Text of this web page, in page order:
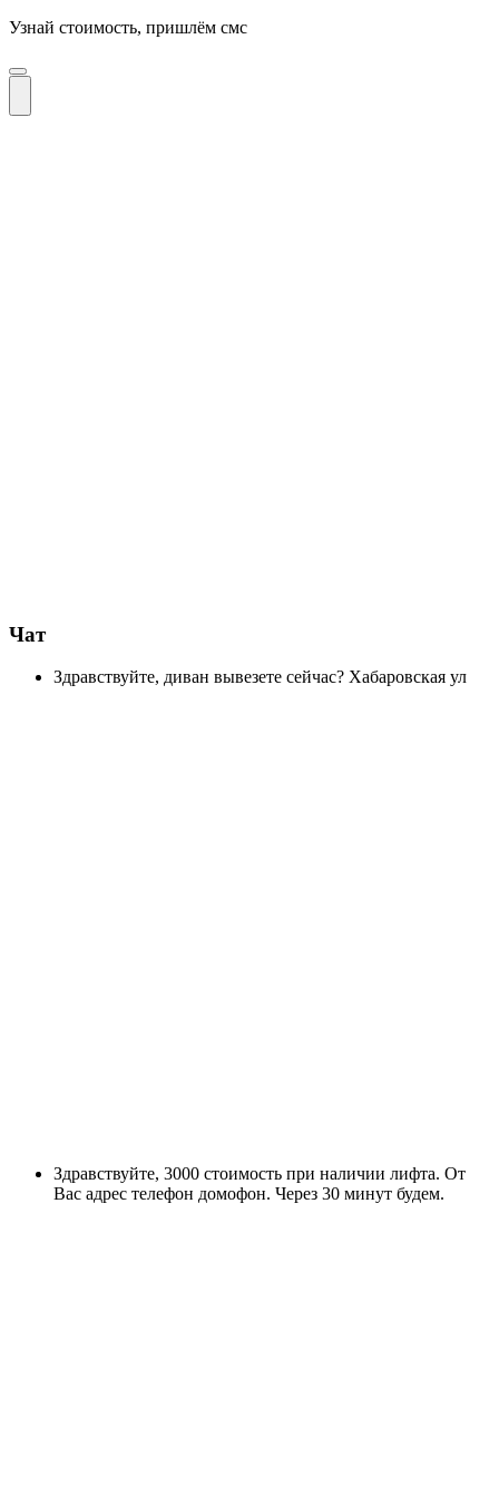
Узнай стоимость, пришлём смс
Чат
Здравствуйте, диван вывезете сейчас? Хабаровская ул
Здравствуйте, 3000 стоимость при наличии лифта. От
Вас адрес телефон домофон. Через 30 минут будем.